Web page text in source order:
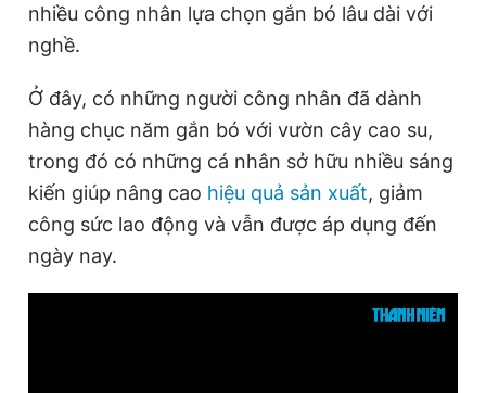
nhiều công nhân lựa chọn gắn bó lâu dài với
nghề.
Ở đây, có những người công nhân đã dành
hàng chục năm gắn bó với vườn cây cao su,
trong đó có những cá nhân sở hữu nhiều sáng
kiến giúp nâng cao hiệu quả sản xuất, giảm
công sức lao động và vẫn được áp dụng đến
ngày nay.